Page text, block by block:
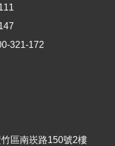
321-172
區南崁路150號2樓